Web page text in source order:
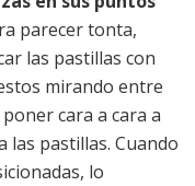
parecer tonta,
las pastillas con
mirando entre
cara a cara a
las pastillas. Cuando
lo